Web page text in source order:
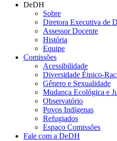
DeDH
Sobre
Diretora Executiva de
Assessor Docente
História
Equipe
Comissões
Acessibilidade
Diversidade Étnico-
Gênero e Sexualidade
Mudança Ecológica e
Observatório
Povos Indígenas
Refugiados
Espaço Comissões
Fale com a DeDH